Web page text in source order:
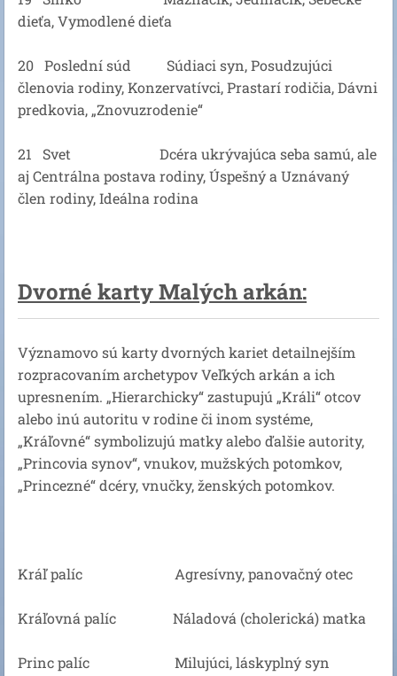
dieťa, Vymodlené dieťa
20 Poslední súd Súdiaci syn, Posudzujúci
členovia rodiny, Konzervatívci, Prastarí rodičia, Dávni
predkovia, „Znovuzrodenie“
21 Svet Dcéra ukrývajúca seba samú, ale
aj Centrálna postava rodiny, Úspešný a Uznávaný
člen rodiny, Ideálna rodina
Dvorné karty Malých arkán:
Významovo sú karty dvorných kariet detailnejším
rozpracovaním archetypov Veľkých arkán a ich
upresnením. „Hierarchicky“ zastupujú „Králi“ otcov
alebo inú autoritu v rodine či inom systéme,
„Kráľovné“ symbolizujú matky alebo ďalšie autority,
„Princovia synov“, vnukov, mužských potomkov,
„Princezné“ dcéry, vnučky, ženských potomkov.
Kráľ palíc Agresívny, panovačný otec
Kráľovná palíc Náladová (cholerická) matka
Princ palíc Milujúci, láskyplný syn